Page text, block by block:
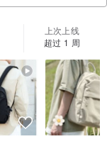
上次上线
超过 1 周